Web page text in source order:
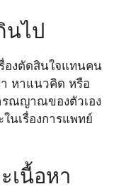
นไป
องตัดสินใจแทนคน
า หาแนวคิด หรือ
รณญาณของตัวเอง
นเรื่องการแพทย์
เนื้อหา